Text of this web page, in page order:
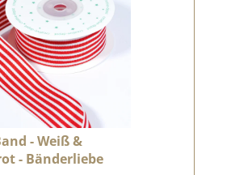
- Weiß &
- Bänderliebe